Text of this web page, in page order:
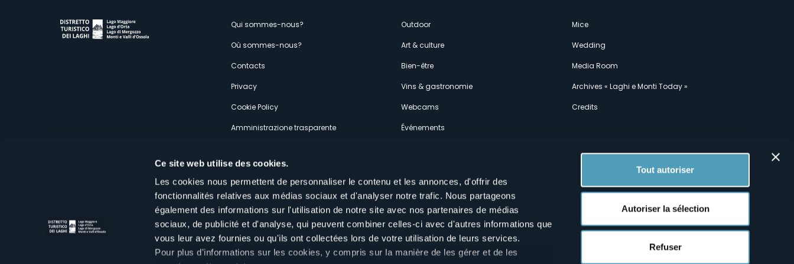
Ce site web utilise des cookies.
Les cookies nous permettent de personnaliser le contenu et les annonces, d'offrir des
fonctionnalités relatives aux médias sociaux et d'analyser notre trafic. Nous partageons
également des informations sur l'utilisation de notre site avec nos partenaires de médias
sociaux, de publicité et d'analyse, qui peuvent combiner celles-ci avec d'autres informations que
vous leur avez fournies ou qu'ils ont collectées lors de votre utilisation de leurs services.
Pour plus d'informations sur les cookies, y compris sur la manière de les gérer et de les
Tout autoriser
Autoriser la sélection
Refuser
Menù
secondario
Qui sommes-nous?
Où sommes-nous?
Contacts
Privacy
Cookie Policy
Amministrazione trasparente
Outdoor
Art & culture
Bien-être
Vins & gastronomie
Webcams
Événements
Mice
Wedding
Media Room
Archives « Laghi e Monti Today »
Credits
Distretto Turistico dei Laghi Scrl
Sede legale e operativa: Corso Italia 26 - 28838 Stresa VB - Italy
Suivez-nous sur nos réseaux sociaux